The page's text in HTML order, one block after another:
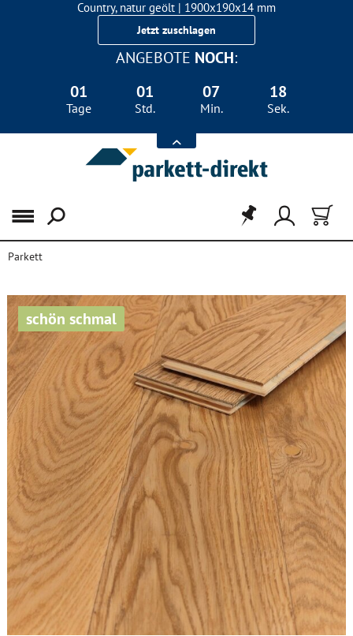
Country, natur geölt | 1900x190x14 mm
Landhausdiele Eiche für nur 29,90 €/m²
Jetzt zuschlagen
ANGEBOTE NOCH:
01
Tage
01
Std.
07
Min.
18
Sek.
Menü
Parkett
schön schmal